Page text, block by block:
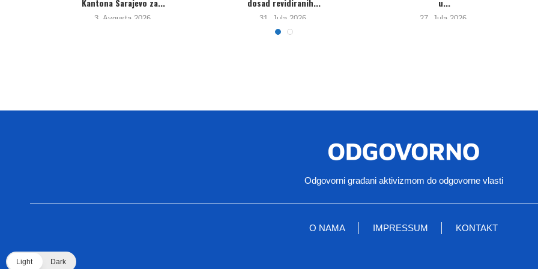
u...
27. Jula 2026.
i ljudskih prava i...
24. Jula 2026.
finansijsku reviziju za...
22. Jula 2026.
Odgovorni građani aktivizmom do odgovorne vlasti
O NAMA IMPRESSUM KONTAKT
Light Dark